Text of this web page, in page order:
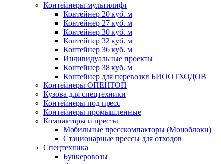
Контейнеры мультилифт
Контейнер 20 куб. м
Контейнер 27 куб. м
Контейнер 30 куб. м
Контейнер 32 куб. м
Контейнер 36 куб. м
Индивидуальные проекты
Контейнер 38 куб. м
Контейнер для перевозки БИООТХОДОВ
Контейнеры ОПЕНТОП
Кузова для спецтехники
Контейнеры под пресс
Контейнеры промышленные
Компакторы и прессы
Мобильные пресскомпакторы (Моноблоки)
Стационарные прессы для отходов
Спецтехника
Бункеровозы